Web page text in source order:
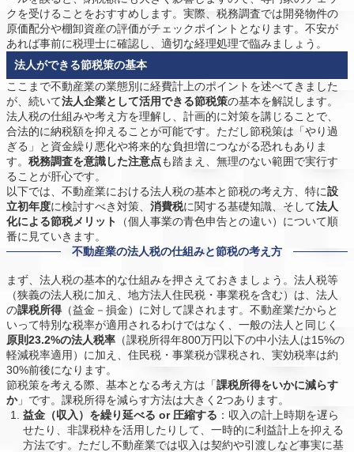
クを受けることをおすすめします。実際、税務調査では開発物件の
原価配分や棚卸資産の評価がチェックポイントとなります。不安が
あれば事前に税理士に確認し、適切な経理処理で臨みましょう。
法人ができる節税策の基本
ここまで不動産業の業態別に経費計上のポイントを述べてきました
が、続いて法人企業として活用できる節税策の基本を解説します。
法人税の仕組みや考え方を理解し、計画的に対策を講じることで、
合法的に納税額を抑えることが可能です。ただし節税策は「やり過
ぎる」と資金繰り悪化や将来的な負担増につながる恐れもありま
す。 税務調査を意識した注意点も踏まえ、無理のない範囲で実行す
ることが肝心です。
以下では、不動産業における法人税の基本と節税の考え方、特に設
立初年度に検討すべき対策、 消費税に関する基礎知識、そして法人
化による節税メリット
（個人事業の青色申告との違い）について順
番に見ていきます。
不動産業の法人税の仕組みと節税の考え方
まず、法人税の基本的な仕組みを押さえておきましょう。法人税等
（狭義の法人税に加え、地方法人住民税・事業税を含む）は、法人
の課税所得 （益金－損金）に対して課されます。不動産業だからと
いって特別な税率が適用されるわけではなく、一般の法人と同じく
原則23.2%の法人税率 （課税所得年800万円以下の中小法人は15%の
軽減税率適用）に加え、住民税・事業税が課税され、実効税率は約
30%前後になります。
節税策を考える際、基本となる考え方は「課税所得をいかに減らす
か」です。課税所得を減らす方法は大きく2つあります。
益金（収入）を繰り延べる or 圧縮する ：収入の計上時期を遅ら
せたり、非課税枠を活用したりして、一時的に利益計上を抑える
方法です。ただし不動産業では収入は契約や引渡しなど事実に基